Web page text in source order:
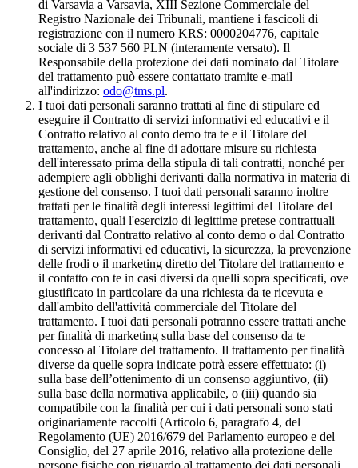
di Varsavia a Varsavia, XIII Sezione Commerciale del
Registro Nazionale dei Tribunali, mantiene i fascicoli di
registrazione con il numero KRS: 0000204776, capitale
sociale di 3 537 560 PLN (interamente versato). Il
Responsabile della protezione dei dati nominato dal Titolare
del trattamento può essere contattato tramite e-mail
all'indirizzo: odo@tms.pl.
I tuoi dati personali saranno trattati al fine di stipulare ed
eseguire il Contratto di servizi informativi ed educativi e il
Contratto relativo al conto demo tra te e il Titolare del
trattamento, anche al fine di adottare misure su richiesta
dell'interessato prima della stipula di tali contratti, nonché per
adempiere agli obblighi derivanti dalla normativa in materia di
gestione del consenso. I tuoi dati personali saranno inoltre
trattati per le finalità degli interessi legittimi del Titolare del
trattamento, quali l'esercizio di legittime pretese contrattuali
derivanti dal Contratto relativo al conto demo o dal Contratto
di servizi informativi ed educativi, la sicurezza, la prevenzione
delle frodi o il marketing diretto del Titolare del trattamento e
il contatto con te in casi diversi da quelli sopra specificati, ove
giustificato in particolare da una richiesta da te ricevuta e
dall'ambito dell'attività commerciale del Titolare del
trattamento. I tuoi dati personali potranno essere trattati anche
per finalità di marketing sulla base del consenso da te
concesso al Titolare del trattamento. Il trattamento per finalità
diverse da quelle sopra indicate potrà essere effettuato: (i)
sulla base dell’ottenimento di un consenso aggiuntivo, (ii)
sulla base della normativa applicabile, o (iii) quando sia
compatibile con la finalità per cui i dati personali sono stati
originariamente raccolti (Articolo 6, paragrafo 4, del
Regolamento (UE) 2016/679 del Parlamento europeo e del
Consiglio, del 27 aprile 2016, relativo alla protezione delle
persone fisiche con riguardo al trattamento dei dati personali,